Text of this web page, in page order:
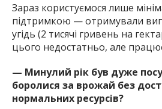
Зараз користуємося лише
підтримкою — отримували
угідь (2 тисячі гривень на
цього недостатньо, але
— Минулий рік був дуже
боролися за врожай без
нормальних ресурсів?